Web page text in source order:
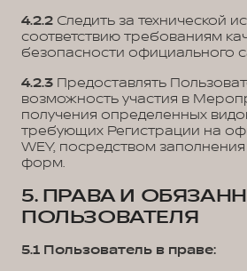
4.2.2 Следить за технической
соответствию требованиям
безопасности официального
4.2.3 Предоставлять
возможность участия в
получения определенных
требующих Регистрации на
WEY, посредством
форм.
5. ПРАВА И
ПОЛЬЗОВАТЕЛЯ
5.1 Пользователь в праве: